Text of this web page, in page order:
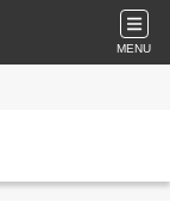
MENU